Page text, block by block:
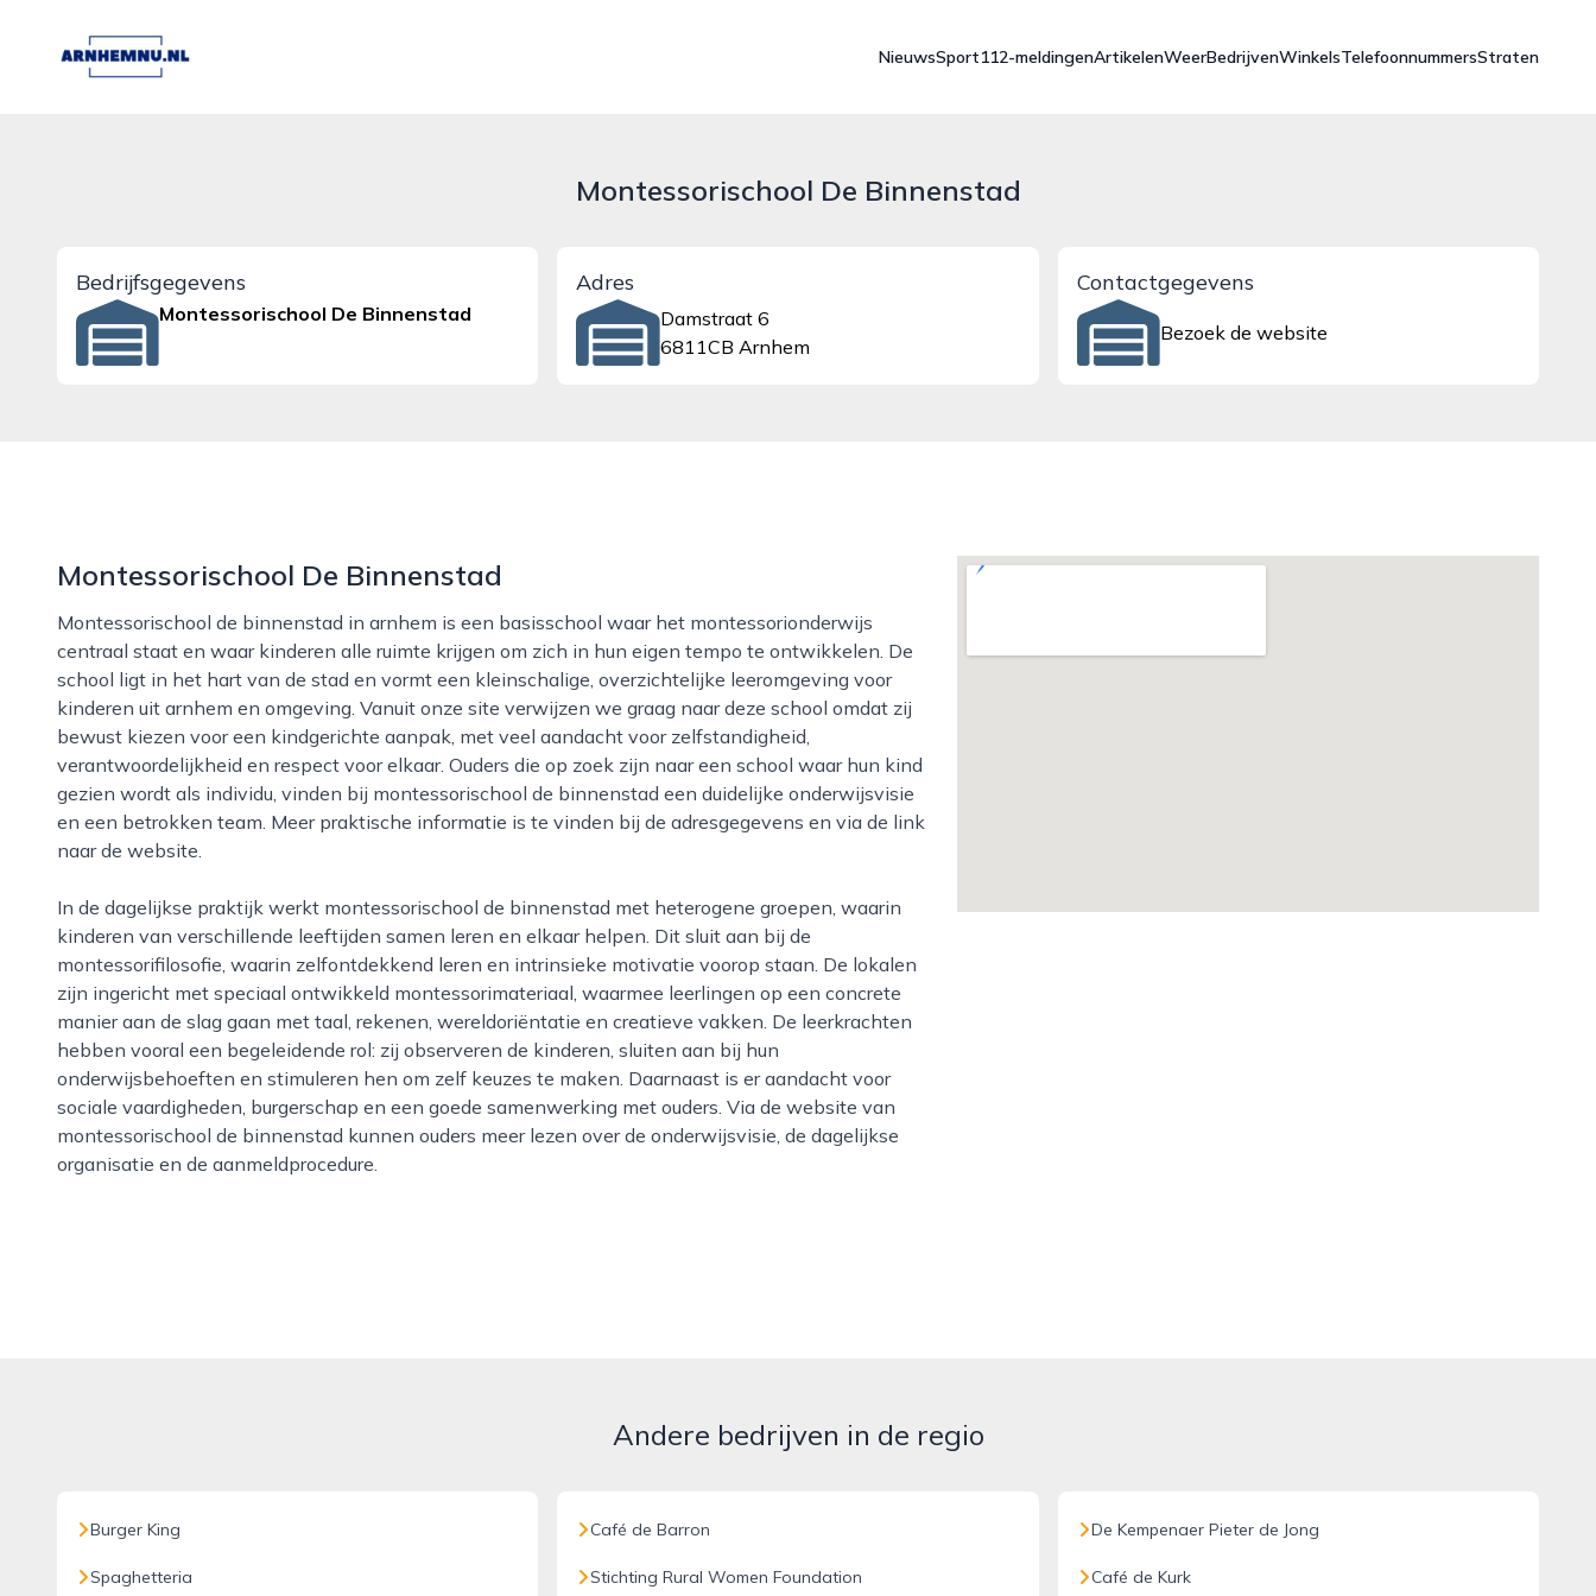
arnhemnu.nl
NieuwsSport112-meldingenArtikelenWeerBedrijvenWinkelsTelefoonnummersStraten
Montessorischool De Binnenstad
Bedrijfsgegevens
Montessorischool De Binnenstad
Adres
Damstraat 6
6811CB Arnhem
Contactgegevens
Bezoek de website
Montessorischool De Binnenstad
Montessorischool de binnenstad in arnhem is een basisschool waar het montessorionderwijs
centraal staat en waar kinderen alle ruimte krijgen om zich in hun eigen tempo te ontwikkelen. De
school ligt in het hart van de stad en vormt een kleinschalige, overzichtelijke leeromgeving voor
kinderen uit arnhem en omgeving. Vanuit onze site verwijzen we graag naar deze school omdat zij
bewust kiezen voor een kindgerichte aanpak, met veel aandacht voor zelfstandigheid,
verantwoordelijkheid en respect voor elkaar. Ouders die op zoek zijn naar een school waar hun kind
gezien wordt als individu, vinden bij montessorischool de binnenstad een duidelijke onderwijsvisie
en een betrokken team. Meer praktische informatie is te vinden bij de adresgegevens en via de link
naar de website.
In de dagelijkse praktijk werkt montessorischool de binnenstad met heterogene groepen, waarin
kinderen van verschillende leeftijden samen leren en elkaar helpen. Dit sluit aan bij de
montessorifilosofie, waarin zelfontdekkend leren en intrinsieke motivatie voorop staan. De lokalen
zijn ingericht met speciaal ontwikkeld montessorimateriaal, waarmee leerlingen op een concrete
manier aan de slag gaan met taal, rekenen, wereldoriëntatie en creatieve vakken. De leerkrachten
hebben vooral een begeleidende rol: zij observeren de kinderen, sluiten aan bij hun
onderwijsbehoeften en stimuleren hen om zelf keuzes te maken. Daarnaast is er aandacht voor
sociale vaardigheden, burgerschap en een goede samenwerking met ouders. Via de website van
montessorischool de binnenstad kunnen ouders meer lezen over de onderwijsvisie, de dagelijkse
organisatie en de aanmeldprocedure.
Andere bedrijven in de regio
Burger King
Spaghetteria
Café de Barron
Stichting Rural Women Foundation
De Kempenaer Pieter de Jong
Café de Kurk